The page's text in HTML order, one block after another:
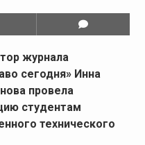
журнала
сегодня» Инна
провела
студентам
технического